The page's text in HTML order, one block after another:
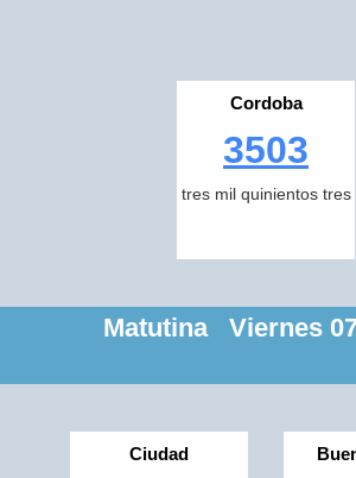
Cordoba
3503
tres mil quinientos tres
Matutina Viernes
Ciudad